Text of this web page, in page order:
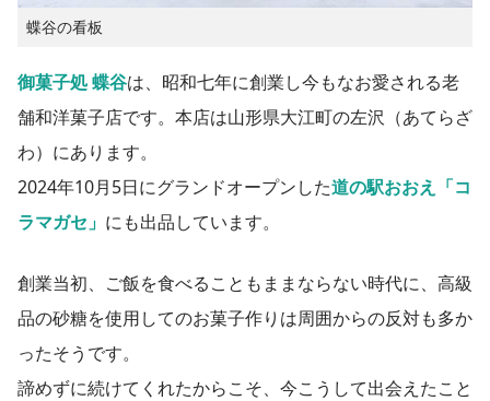
蝶谷の看板
御菓子処 蝶谷は、昭和七年に創業し今もなお愛される老
舗和洋菓子店です。本店は山形県大江町の左沢（あてらざ
わ）にあります。
2024年10月5日にグランドオープンした道の駅おおえ「コ
ラマガセ」 にも出品しています。
創業当初、ご飯を食べることもままならない時代に、高級
品の砂糖を使用してのお菓子作りは周囲からの反対も多か
ったそうです。
諦めずに続けてくれたからこそ、今こうして出会えたこと